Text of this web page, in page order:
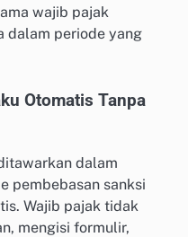
wajib pajak
dalam periode yang
Otomatis Tanpa
dalam
pembebasan sanksi
Wajib pajak tidak
mengisi formulir,